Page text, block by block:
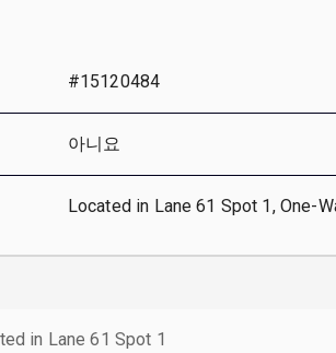
#15120484
아니요
Located in Lane 61 Spot 1, One-
in Lane 61 Spot 1